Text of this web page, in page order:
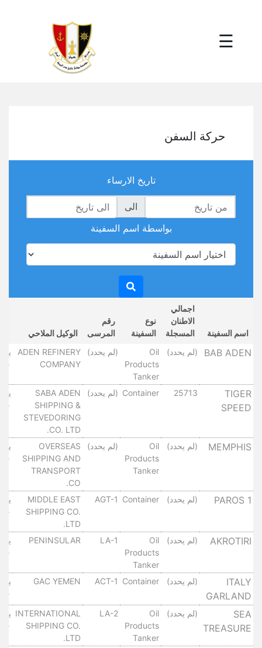
☰
حركة السفن
تاريخ الارساء
الى
بواسطة اسم السفينة
اسم السفينة
اجمالي
الاطنان
المسجلة
نوع
السفينة
رقم
المرسى
الوكيل الملاحي
BAB ADEN (لم يحدد)
Oil
Products
Tanker
(لم يحدد)
ADEN REFINERY
COMPANY
TIGER
SPEED
25713
Container (لم يحدد)
SABA ADEN
SHIPPING &
STEVEDORING
CO. LTD.
MEMPHIS (لم يحدد)
Oil
Products
Tanker
(لم يحدد)
OVERSEAS
SHIPPING AND
TRANSPORT
CO.
PAROS 1 (لم يحدد) Container
AGT-1
MIDDLE EAST
SHIPPING CO.
LTD.
AKROTIRI (لم يحدد)
Oil
Products
Tanker
LA-1
PENINSULAR
ITALY
GARLAND
(لم يحدد) Container
ACT-1
GAC YEMEN
SEA
TREASURE
(لم يحدد)
Oil
Products
Tanker
LA-2
INTERNATIONAL
SHIPPING CO.
LTD.